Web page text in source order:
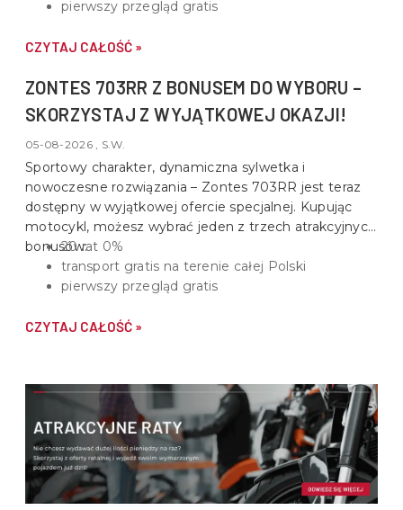
pierwszy przegląd gratis
CZYTAJ CAŁOŚĆ »
ZONTES 703RR Z BONUSEM DO WYBORU –
SKORZYSTAJ Z WYJĄTKOWEJ OKAZJI!
05-08-2026 , S.W.
Sportowy charakter, dynamiczna sylwetka i
nowoczesne rozwiązania – Zontes 703RR jest teraz
dostępny w wyjątkowej ofercie specjalnej. Kupując
motocykl, możesz wybrać jeden z trzech atrakcyjnych
bonusów:20 rat 0%
transport gratis na terenie całej Polski
pierwszy przegląd gratis
CZYTAJ CAŁOŚĆ »